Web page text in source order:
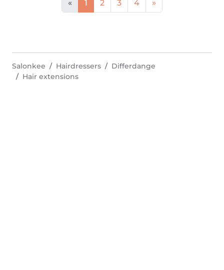
« 1 2 3 4 »
Salonkee Hairdressers
Differdange
Hair extensions